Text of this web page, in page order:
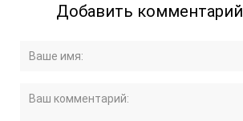
Добавить комментарий